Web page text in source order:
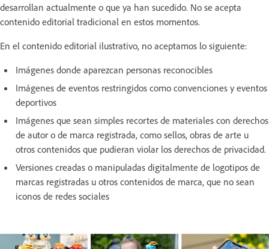
desarrollan actualmente o que ya han sucedido. No se acepta
contenido editorial tradicional en estos momentos.
En el contenido editorial ilustrativo, no aceptamos lo siguiente:
Imágenes donde aparezcan personas reconocibles
Imágenes de eventos restringidos como convenciones y eventos
deportivos
Imágenes que sean simples recortes de materiales con derechos
de autor o de marca registrada, como sellos, obras de arte u
otros contenidos que pudieran violar los derechos de privacidad.
Versiones creadas o manipuladas digitalmente de logotipos de
marcas registradas u otros contenidos de marca, que no sean
iconos de redes sociales